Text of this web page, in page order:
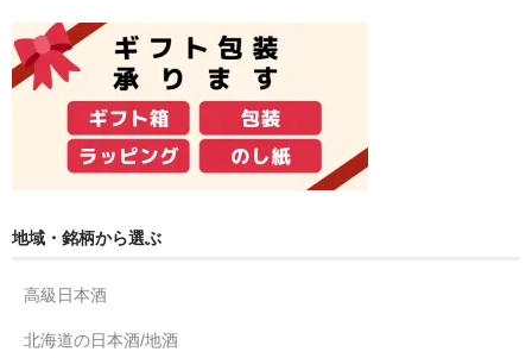
地域・銘柄から選ぶ
高級日本酒
北海道の日本酒/地酒